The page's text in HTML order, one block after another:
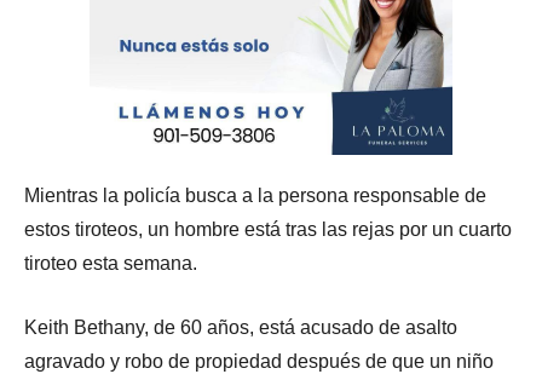
Mientras la policía busca a la persona responsable de
estos tiroteos, un hombre está tras las rejas por un cuarto
tiroteo esta semana.
Keith Bethany, de 60 años, está acusado de asalto
agravado y robo de propiedad después de que un niño